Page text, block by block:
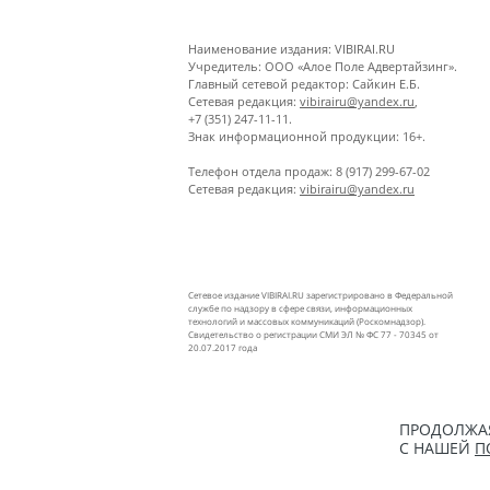
Наименование издания: VIBIRAI.RU
Учредитель: ООО «Алое Поле Адвертайзинг».
Главный сетевой редактор: Сайкин Е.Б.
Сетевая редакция: vibirairu@yandex.ru
+7 (351) 247-11-11.
Знак информационной продукции: 16+.
Телефон отдела продаж: 8 (917) 299-67-02
Сетевая редакция: vibirairu@yandex.ru
Сетевое издание VIBIRAI.RU зарегистрировано в Федеральной
службе по надзору в сфере связи, информационных
технологий и массовых коммуникаций (Роскомнадзор).
Свидетельство о регистрации СМИ ЭЛ № ФС 77 - 70345 от
20.07.2017 года
С НАШЕЙ